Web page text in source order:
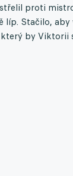
proti
líp. Stačilo, aby
by Viktorii